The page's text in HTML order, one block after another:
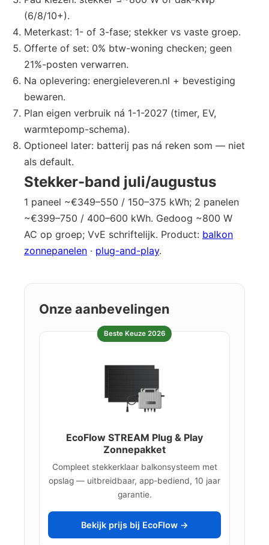
(6/8/10+).
Meterkast: 1- of 3-fase; stekker vs vaste groep.
Offerte of set: 0% btw-woning checken; geen
21%-posten verwarren.
Na oplevering: energieleveren.nl + bevestiging
bewaren.
Plan eigen verbruik ná 1-1-2027 (timer, EV,
warmtepomp-schema).
Optioneel later: batterij pas ná reken som — niet
als default.
Stekker-band juli/augustus
1 paneel ~€349–550 / 150–375 kWh; 2 panelen
~€399–750 / 400–600 kWh. Gedoog ~800 W
AC op groep; VvE schriftelijk. Product: balkon
zonnepanelen · plug-and-play.
Onze aanbevelingen
Beste Keuze 2026
EcoFlow STREAM Plug & Play
Zonnepakket
Compleet stekkerklaar balkonsysteem met
opslag — uitbreidbaar, app-bediend, 10 jaar
garantie.
Bekijk prijs bij EcoFlow →